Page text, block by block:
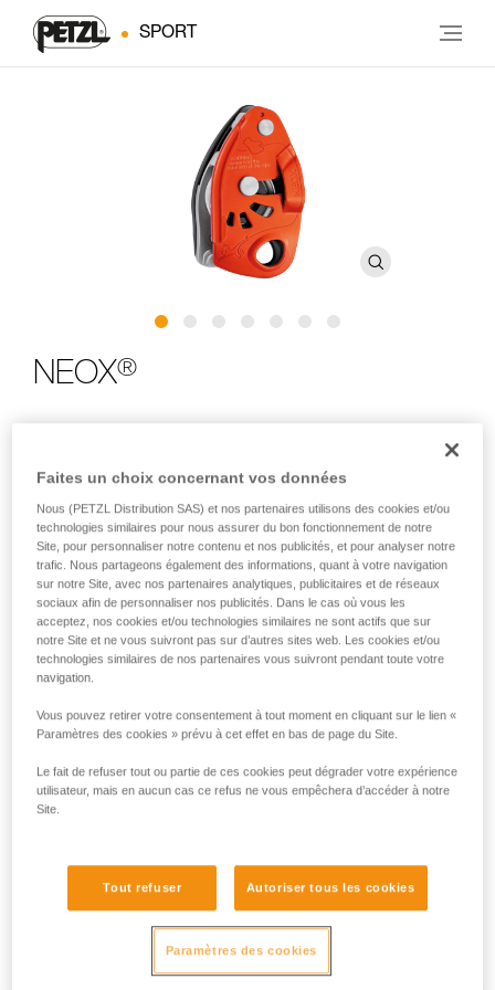
SPORT
NEOX®
assureur avec blocage assisté pour la salle et la falaise.
Idéal pour l’escalade en tête, il dispose d’une roue intégrée
procurant un coulissement extrêmement fluide de la corde
pour donner du mou rapidement au grimpeur. Sa poignée
ergonomique permet de contrôler confortablement la
descente. Il s'utilise avec l'ensemble des cordes à simple de
8,5 à 11 mm.
NEOX®
Faites un choix concernant vos données
Nous (PETZL Distribution SAS) et nos partenaires utilisons des cookies et/ou
technologies similaires pour nous assurer du bon fonctionnement de notre
Site, pour personnaliser notre contenu et nos publicités, et pour analyser notre
trafic. Nous partageons également des informations, quant à votre navigation
sur notre Site, avec nos partenaires analytiques, publicitaires et de réseaux
sociaux afin de personnaliser nos publicités. Dans le cas où vous les
acceptez, nos cookies et/ou technologies similaires ne sont actifs que sur
notre Site et ne vous suivront pas sur d’autres sites web. Les cookies et/ou
technologies similaires de nos partenaires vous suivront pendant toute votre
navigation.
Vous pouvez retirer votre consentement à tout moment en cliquant sur le lien «
Paramètres des cookies » prévu à cet effet en bas de page du Site.
Le fait de refuser tout ou partie de ces cookies peut dégrader votre expérience
utilisateur, mais en aucun cas ce refus ne vous empêchera d’accéder à notre
Site.
Tout refuser Autoriser tous les cookies
Paramètres des cookies